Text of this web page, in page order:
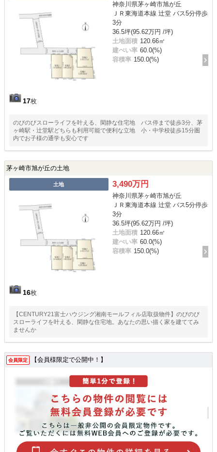
17枚
神奈川県茅ヶ崎市旭が丘
ＪＲ東海道本線 辻堂 バス5分停歩
3分
36.5坪(95.62万円 /坪)
土地面積 120.66㎡
建ぺい率 60.0(%)
容積率 150.0(%)
のびのびスローライフを叶える、閑静な住宅地 バス停まで徒歩3分、茅
ヶ崎駅・辻堂駅どちらも利用可能で便利な立地 小・中学校徒歩15分圏
内でお子様の通学も安心です
茅ヶ崎市旭が丘の土地
土地
16枚
3,490万円
神奈川県茅ヶ崎市旭が丘
ＪＲ東海道本線 辻堂 バス5分停歩
3分
36.5坪(95.62万円 /坪)
土地面積 120.66㎡
建ぺい率 60.0(%)
容積率 150.0(%)
【CENTURY21富士ハウジング湘南モールフィル店取扱物件】のびのび
スローライフを叶える、閑静な住宅地。あなたの思い描く家を建ててみ
ませんか
会員限定 【会員様限定で公開中！】